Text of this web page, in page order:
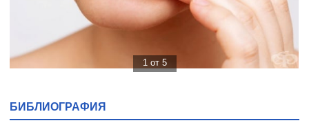
1 от 5
БИБЛИОГРАФИЯ